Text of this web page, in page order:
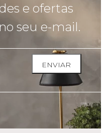
e ofertas
seu e-mail.
ENVIAR